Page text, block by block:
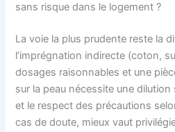
sans risque dans le logement ?
La voie la plus prudente reste la
l’imprégnation indirecte (coton,
dosages raisonnables et une
sur la peau nécessite une
et le respect des précautions
cas de doute, mieux vaut